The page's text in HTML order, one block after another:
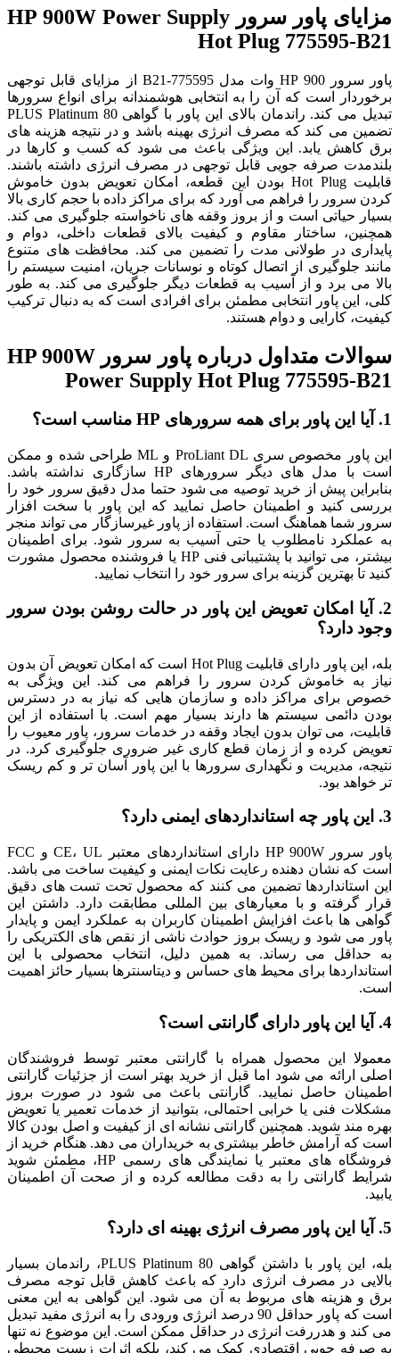
مزایای پاور سرور HP 900W Power Supply
Hot Plug 775595-B21
پاور سرور HP 900 وات مدل 775595-B21 از مزایای قابل توجهی
برخوردار است که آن را به انتخابی هوشمندانه برای انواع سرورها
تبدیل می کند. راندمان بالای این پاور با گواهی 80 PLUS Platinum
تضمین می کند که مصرف انرژی بهینه باشد و در نتیجه هزینه های
برق کاهش یابد. این ویژگی باعث می شود که کسب و کارها در
بلندمدت صرفه جویی قابل توجهی در مصرف انرژی داشته باشند.
قابلیت Hot Plug بودن این قطعه، امکان تعویض بدون خاموش
کردن سرور را فراهم می آورد که برای مراکز داده با حجم کاری بالا
بسیار حیاتی است و از بروز وقفه های ناخواسته جلوگیری می کند.
همچنین، ساختار مقاوم و کیفیت بالای قطعات داخلی، دوام و
پایداری در طولانی مدت را تضمین می کند. محافظت های متنوع
مانند جلوگیری از اتصال کوتاه و نوسانات جریان، امنیت سیستم را
بالا می برد و از آسیب به قطعات دیگر جلوگیری می کند. به طور
کلی، این پاور انتخابی مطمئن برای افرادی است که به دنبال ترکیب
کیفیت، کارایی و دوام هستند.
سوالات متداول درباره پاور سرور HP 900W
Power Supply Hot Plug 775595-B21
1. آیا این پاور برای همه سرورهای HP مناسب است؟
این پاور مخصوص سری ProLiant DL و ML طراحی شده و ممکن
است با مدل های دیگر سرورهای HP سازگاری نداشته باشد.
بنابراین پیش از خرید توصیه می شود حتما مدل دقیق سرور خود را
بررسی کنید و اطمینان حاصل نمایید که این پاور با سخت افزار
سرور شما هماهنگ است. استفاده از پاور غیرسازگار می تواند منجر
به عملکرد نامطلوب یا حتی آسیب به سرور شود. برای اطمینان
بیشتر، می توانید با پشتیبانی فنی HP یا فروشنده محصول مشورت
کنید تا بهترین گزینه برای سرور خود را انتخاب نمایید.
2. آیا امکان تعویض این پاور در حالت روشن بودن سرور
وجود دارد؟
بله، این پاور دارای قابلیت Hot Plug است که امکان تعویض آن بدون
نیاز به خاموش کردن سرور را فراهم می کند. این ویژگی به
خصوص برای مراکز داده و سازمان هایی که نیاز به در دسترس
بودن دائمی سیستم ها دارند بسیار مهم است. با استفاده از این
قابلیت، می توان بدون ایجاد وقفه در خدمات سرور، پاور معیوب را
تعویض کرده و از زمان قطع کاری غیر ضروری جلوگیری کرد. در
نتیجه، مدیریت و نگهداری سرورها با این پاور آسان تر و کم ریسک
تر خواهد بود.
3. این پاور چه استانداردهای ایمنی دارد؟
پاور سرور HP 900W دارای استانداردهای معتبر CE، UL و FCC
است که نشان دهنده رعایت نکات ایمنی و کیفیت ساخت می باشد.
این استانداردها تضمین می کنند که محصول تحت تست های دقیق
قرار گرفته و با معیارهای بین المللی مطابقت دارد. داشتن این
گواهی ها باعث افزایش اطمینان کاربران به عملکرد ایمن و پایدار
پاور می شود و ریسک بروز حوادث ناشی از نقص های الکتریکی را
به حداقل می رساند. به همین دلیل، انتخاب محصولی با این
استانداردها برای محیط های حساس و دیتاسنترها بسیار حائز اهمیت
است.
4. آیا این پاور دارای گارانتی است؟
معمولا این محصول همراه با گارانتی معتبر توسط فروشندگان
اصلی ارائه می شود اما قبل از خرید بهتر است از جزئیات گارانتی
اطمینان حاصل نمایید. گارانتی باعث می شود در صورت بروز
مشکلات فنی یا خرابی احتمالی، بتوانید از خدمات تعمیر یا تعویض
بهره مند شوید. همچنین گارانتی نشانه ای از کیفیت و اصل بودن کالا
است که آرامش خاطر بیشتری به خریداران می دهد. هنگام خرید از
فروشگاه های معتبر یا نمایندگی های رسمی HP، مطمئن شوید
شرایط گارانتی را به دقت مطالعه کرده و از صحت آن اطمینان
یابید.
5. آیا این پاور مصرف انرژی بهینه ای دارد؟
بله، این پاور با داشتن گواهی 80 PLUS Platinum، راندمان بسیار
بالایی در مصرف انرژی دارد که باعث کاهش قابل توجه مصرف
برق و هزینه های مربوط به آن می شود. این گواهی به این معنی
است که پاور حداقل 90 درصد انرژی ورودی را به انرژی مفید تبدیل
می کند و هدررفت انرژی در حداقل ممکن است. این موضوع نه تنها
به صرفه جویی اقتصادی کمک می کند، بلکه اثرات زیست محیطی